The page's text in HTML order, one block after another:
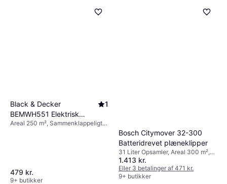
Black & Decker
BEMWH551 Elektrisk
plæneklipper
1
Areal 250 m², Sammenklappeligt
479 kr.
9+ butikker
Bosch Citymover 32-300
Batteridrevet plæneklipper
31 Liter Opsamler, Areal 300 m²,
Klippebredde (maks) 32 cm
1.413 kr.
Eller 3 betalinger af 471 kr.
9+ butikker